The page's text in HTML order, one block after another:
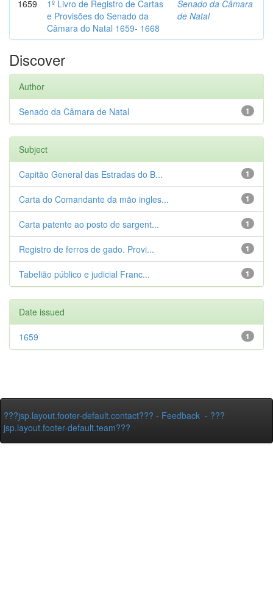
1659
1º Livro de Registro de Cartas
e Provisões do Senado da
Câmara do Natal 1659- 1668
Senado da Câmara
de Natal
Discover
Author
1
Senado da Câmara de Natal
Subject
1
Capitão General das Estradas do B...
1
Carta do Comandante da mão ingles...
1
Carta patente ao posto de sargent...
1
Registro de ferros de gado. Provi...
1
Tabelião público e judicial Franc...
Date issued
1
1659
???jsp.layout.footer-default.contact??? - Feedback - ???
jsp.layout.footer-default.team???